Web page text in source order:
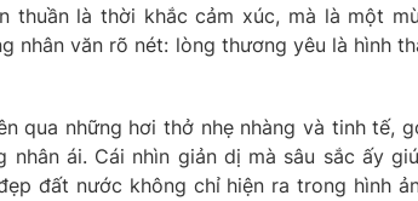
thuần là thời khắc cảm xúc, mà là một
nhân văn rõ nét: lòng thương yêu là hình
qua những hơi thở nhẹ nhàng và tinh tế,
ái. Cái nhìn giản dị mà sâu sắc ấy
đất nước không chỉ hiện ra trong hình